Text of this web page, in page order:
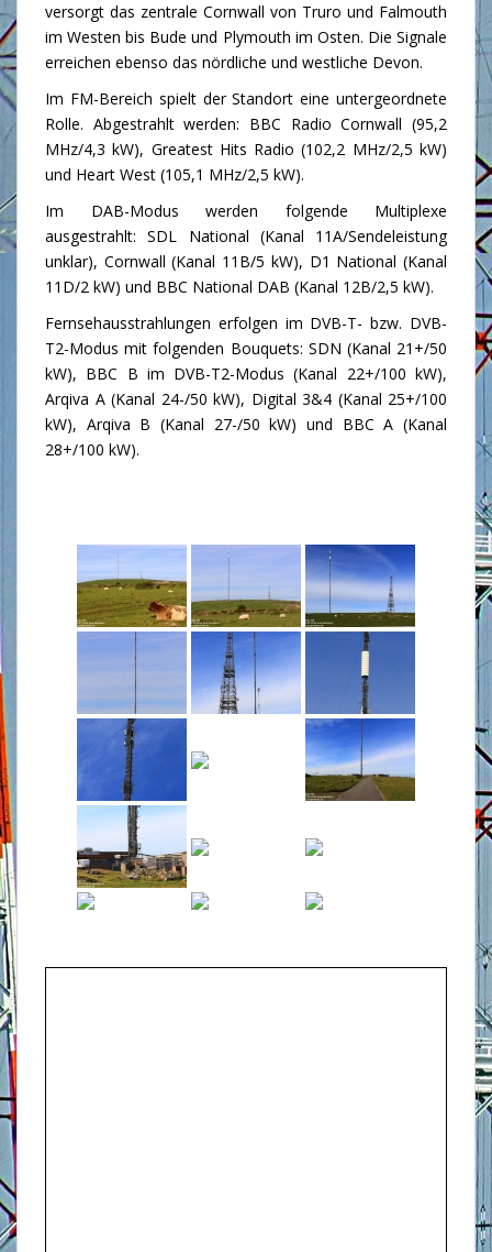
versorgt das zentrale Cornwall von Truro und Falmouth
im Westen bis Bude und Plymouth im Osten. Die Signale
erreichen ebenso das nördliche und westliche Devon.
Im FM-Bereich spielt der Standort eine untergeordnete
Rolle. Abgestrahlt werden: BBC Radio Cornwall (95,2
MHz/4,3 kW), Greatest Hits Radio (102,2 MHz/2,5 kW)
und Heart West (105,1 MHz/2,5 kW).
Im DAB-Modus werden folgende Multiplexe
ausgestrahlt: SDL National (Kanal 11A/Sendeleistung
unklar), Cornwall (Kanal 11B/5 kW), D1 National (Kanal
11D/2 kW) und BBC National DAB (Kanal 12B/2,5 kW).
Fernsehausstrahlungen erfolgen im DVB-T- bzw. DVB-
T2-Modus mit folgenden Bouquets: SDN (Kanal 21+/50
kW), BBC B im DVB-T2-Modus (Kanal 22+/100 kW),
Arqiva A (Kanal 24-/50 kW), Digital 3&4 (Kanal 25+/100
kW), Arqiva B (Kanal 27-/50 kW) und BBC A (Kanal
28+/100 kW).